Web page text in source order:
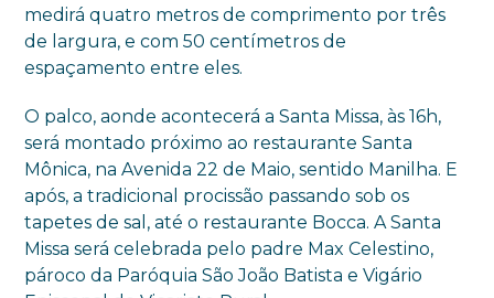
medirá quatro metros de comprimento por três
de largura, e com 50 centímetros de
espaçamento entre eles.
O palco, aonde acontecerá a Santa Missa, às 16h,
será montado próximo ao restaurante Santa
Mônica, na Avenida 22 de Maio, sentido Manilha. E
após, a tradicional procissão passando sob os
tapetes de sal, até o restaurante Bocca. A Santa
Missa será celebrada pelo padre Max Celestino,
pároco da Paróquia São João Batista e Vigário